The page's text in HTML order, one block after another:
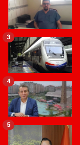
3
4
5